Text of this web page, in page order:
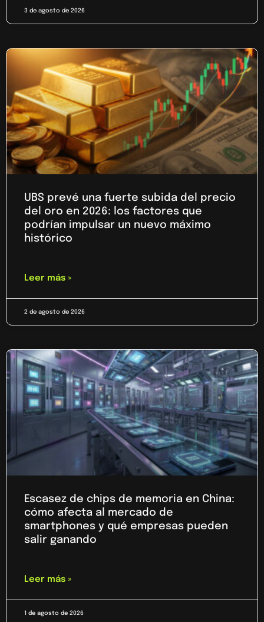
3 de agosto de 2026
UBS prevé una fuerte subida del precio
del oro en 2026: los factores que
podrían impulsar un nuevo máximo
histórico
Leer más »
2 de agosto de 2026
Escasez de chips de memoria en China:
cómo afecta al mercado de
smartphones y qué empresas pueden
salir ganando
Leer más »
1 de agosto de 2026